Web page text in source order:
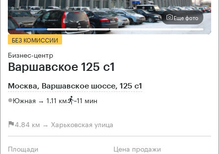
Еще фото
БЕЗ КОМИССИИ
Бизнес-центр
Варшавское 125 с1
Москва, Варшавское шоссе, 125 с1
Южная → 1.11 км ~11 мин
4.84 км → Харьковская улица
Площади Цена продажи